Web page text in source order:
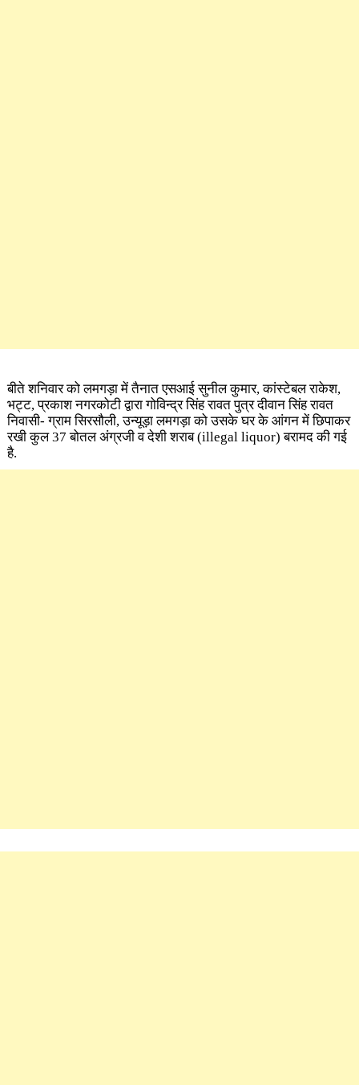
बीते शनिवार को लमगड़ा में तैनात एसआई सुनील कुमार, कांस्टेबल राकेश,
भट्ट, प्रकाश नगरकोटी द्वारा गोविन्द्र सिंह रावत पुत्र दीवान सिंह रावत
निवासी- ग्राम सिरसौली, उन्यूड़ा लमगड़ा को उसके घर के आंगन में छिपाकर
रखी कुल 37 बोतल अंग्रजी व देशी शराब (illegal liquor) बरामद की गई
है.